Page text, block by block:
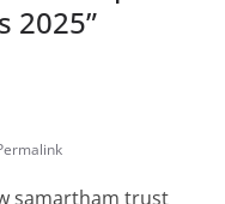
2025”
samartham trust